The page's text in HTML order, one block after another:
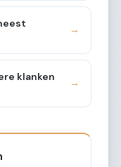
→
klanken
→